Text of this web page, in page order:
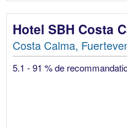
Hotel SBH Costa
Costa Calma,
5.1 - 91 % de